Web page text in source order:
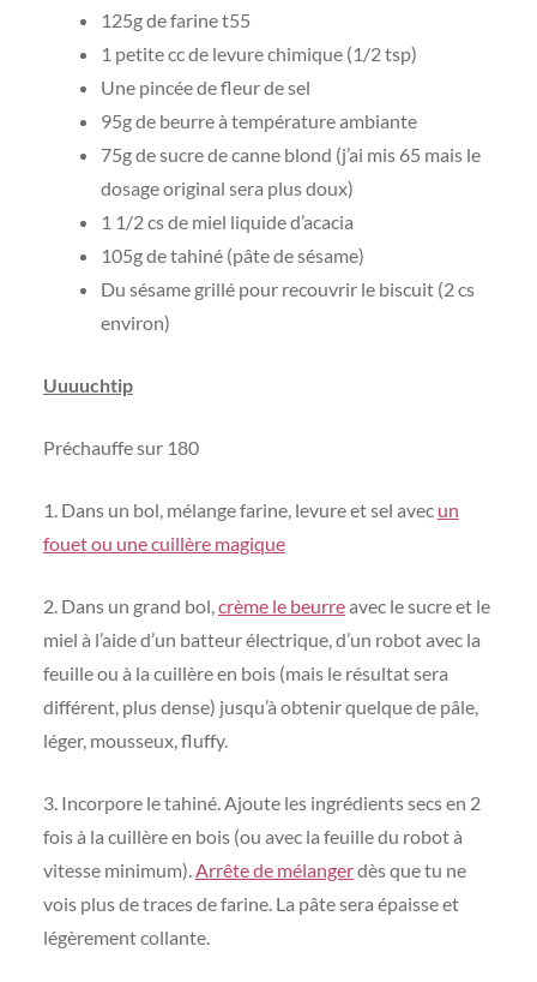
125g de farine t55
1 petite cc de levure chimique (1/2 tsp)
Une pincée de fleur de sel
95g de beurre à température ambiante
75g de sucre de canne blond (j’ai mis 65 mais le
dosage original sera plus doux)
1 1/2 cs de miel liquide d’acacia
105g de tahiné (pâte de sésame)
Du sésame grillé pour recouvrir le biscuit (2 cs
environ)
Uuuuchtip
Préchauffe sur 180
1. Dans un bol, mélange farine, levure et sel avec un
fouet ou une cuillère magique
2. Dans un grand bol, crème le beurreavec le sucre et le
miel à l’aide d’un batteur électrique, d’un robot avec la
feuille ou à la cuillère en bois (mais le résultat sera
différent, plus dense) jusqu’à obtenir quelque de pâle,
léger, mousseux, fluffy.
3. Incorpore le tahiné. Ajoute les ingrédients secs en 2
fois à la cuillère en bois (ou avec la feuille du robot à
vitesse minimum). Arrête de mélangerdès que tu ne
vois plus de traces de farine. La pâte sera épaisse et
légèrement collante.